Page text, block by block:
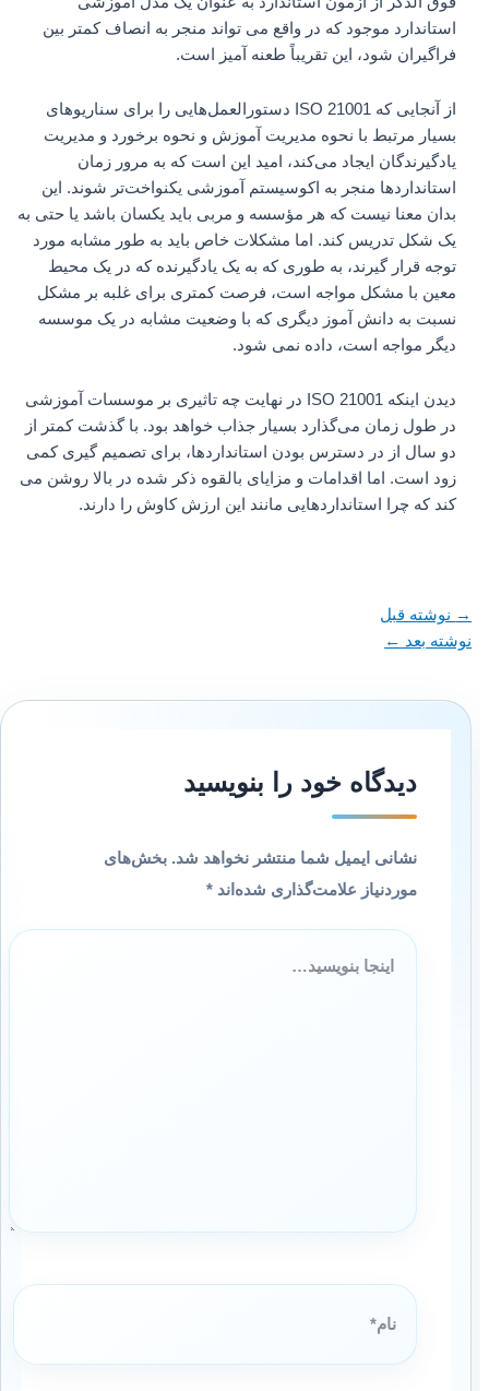
استاندارد موجود که در واقع می تواند منجر به انصاف کمتر بین
فراگیران شود، این تقریباً طعنه آمیز است.
از آنجایی که ISO 21001 دستورالعمل‌هایی را برای سناریوهای
بسیار مرتبط با نحوه مدیریت آموزش و نحوه برخورد و مدیریت
یادگیرندگان ایجاد می‌کند، امید این است که به مرور زمان
استانداردها منجر به اکوسیستم آموزشی یکنواخت‌تر شوند. این
بدان معنا نیست که هر مؤسسه و مربی باید یکسان باشد یا حتی به
یک شکل تدریس کند. اما مشکلات خاص باید به طور مشابه مورد
توجه قرار گیرند، به طوری که به یک یادگیرنده که در یک محیط
معین با مشکل مواجه است، فرصت کمتری برای غلبه بر مشکل
نسبت به دانش آموز دیگری که با وضعیت مشابه در یک موسسه
دیگر مواجه است، داده نمی شود.
دیدن اینکه ISO 21001 در نهایت چه تاثیری بر موسسات آموزشی
در طول زمان می‌گذارد بسیار جذاب خواهد بود. با گذشت کمتر از
دو سال از در دسترس بودن استانداردها، برای تصمیم گیری کمی
زود است. اما اقدامات و مزایای بالقوه ذکر شده در بالا روشن می
کند که چرا استانداردهایی مانند این ارزش کاوش را دارند.
→نوشته قبل
نوشته بعد←
دیدگاه‌ خود را بنویسید
نشانی ایمیل شما منتشر نخواهد شد. بخش‌های
موردنیاز علامت‌گذاری شده‌اند*
اینجا
بنویسید…
نام*